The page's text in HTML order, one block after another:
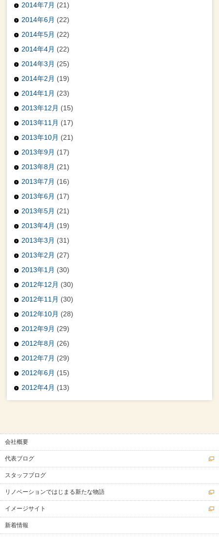
2014年7月 (21)
2014年6月 (22)
2014年5月 (22)
2014年4月 (22)
2014年3月 (25)
2014年2月 (19)
2014年1月 (23)
2013年12月 (15)
2013年11月 (17)
2013年10月 (21)
2013年9月 (17)
2013年8月 (21)
2013年7月 (16)
2013年6月 (17)
2013年5月 (21)
2013年4月 (19)
2013年3月 (31)
2013年2月 (27)
2013年1月 (30)
2012年12月 (30)
2012年11月 (30)
2012年10月 (28)
2012年9月 (29)
2012年8月 (26)
2012年7月 (29)
2012年6月 (15)
2012年4月 (13)
会社概要
代表ブログ
スタッフブログ
リノベーションではじまる新たな物語
イメージサイト
新着情報